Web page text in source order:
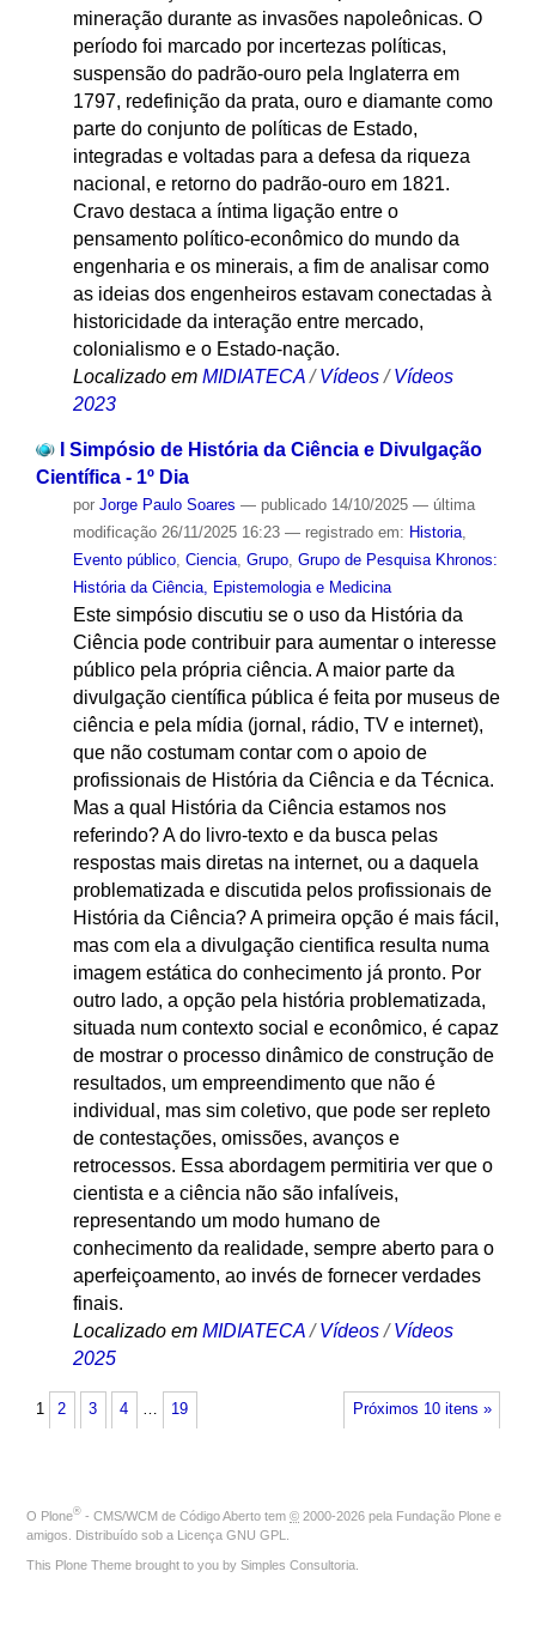
mineração durante as invasões napoleônicas. O
período foi marcado por incertezas políticas,
suspensão do padrão-ouro pela Inglaterra em
1797, redefinição da prata, ouro e diamante como
parte do conjunto de políticas de Estado,
integradas e voltadas para a defesa da riqueza
nacional, e retorno do padrão-ouro em 1821.
Cravo destaca a íntima ligação entre o
pensamento político-econômico do mundo da
engenharia e os minerais, a fim de analisar como
as ideias dos engenheiros estavam conectadas à
historicidade da interação entre mercado,
colonialismo e o Estado-nação.
Localizado em MIDIATECA /Vídeos /Vídeos
2023
I Simpósio de História da Ciência e Divulgação
Científica - 1º Dia
por Jorge Paulo Soares — publicado14/10/2025 — última
modificação26/11/2025 16:23 — registrado em: Historia,
Evento público, Ciencia, Grupo, Grupo de Pesquisa Khronos:
História da Ciência, Epistemologia e Medicina
Este simpósio discutiu se o uso da História da
Ciência pode contribuir para aumentar o interesse
público pela própria ciência. A maior parte da
divulgação científica pública é feita por museus de
ciência e pela mídia (jornal, rádio, TV e internet),
que não costumam contar com o apoio de
profissionais de História da Ciência e da Técnica.
Mas a qual História da Ciência estamos nos
referindo? A do livro-texto e da busca pelas
respostas mais diretas na internet, ou a daquela
problematizada e discutida pelos profissionais de
História da Ciência? A primeira opção é mais fácil,
mas com ela a divulgação cientifica resulta numa
imagem estática do conhecimento já pronto. Por
outro lado, a opção pela história problematizada,
situada num contexto social e econômico, é capaz
de mostrar o processo dinâmico de construção de
resultados, um empreendimento que não é
individual, mas sim coletivo, que pode ser repleto
de contestações, omissões, avanços e
retrocessos. Essa abordagem permitiria ver que o
cientista e a ciência não são infalíveis,
representando um modo humano de
conhecimento da realidade, sempre aberto para o
aperfeiçoamento, ao invés de fornecer verdades
finais.
Localizado em MIDIATECA /Vídeos /Vídeos
2025
Próximos 10 itens »
1 2 3 4 … 19
O Plone® - CMS/WCM de Código Aberto tem © 2000-2026 pela Fundação Plone e
amigos. Distribuído sob a Licença GNU GPL
This Plone Theme brought to you by Simples Consultoria